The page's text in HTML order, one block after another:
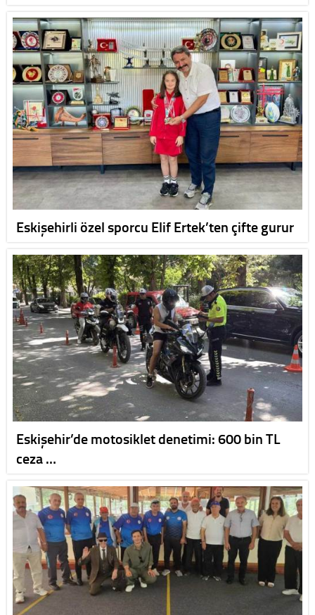
Eskişehirli özel sporcu Elif Ertek’ten çifte gurur
Eskişehir’de motosiklet denetimi: 600 bin TL
ceza …